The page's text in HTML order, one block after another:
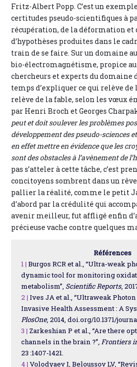
Fritz-Albert Popp. C’est un
certitudes pseudo-scientifiques à
récupération, de la déformation et
d’hypothèses produites dans le
train de se faire. Sur un domaine
bio-électromagnétisme, propice
chercheurs et experts du domaine
temps d’expliquer ce qui relève de
relève de la fable, selon les vœux
par Henri Broch et Georges
peut et doit soulever les problèmes
développement des pseudo-sciences
en effet mettre en évidence que les
sont des obstacles à l’avènement de
pas s’atteler à cette tâche, c’est
concitoyens sombrent dans un
pallier la réalité, comme le petit
d’abord par la crédulité qui
avenir meilleur, fut affligé enfin
précieuse vache contre quelques
Références
1 | Burgos RCR et al., “Ultra-weak
dynamic tool for monitoring
metabolism”, Scientific Reports,
2 | Ives JA et al., “Ultraweak
Invasive Health Assessment : A
PlosOne, 2014, doi.org/10.1371/
3 | Zarkeshian P et al., “Are there
channels in the brain ?”,Frontiers
23 :1407-1421.
4 | Volodyaev I, Beloussov LV,